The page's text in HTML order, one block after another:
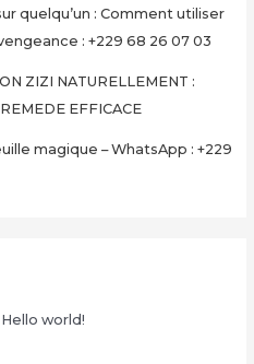
quelqu’un : Comment utiliser
: +229 68 26 07 03
ZIZI NATURELLEMENT :
EFFICACE
magique – WhatsApp : +229
Hello world!